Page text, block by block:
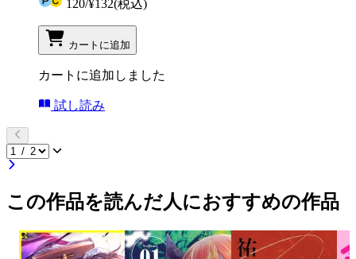
120/¥132(税込)
カートに追加
カートに追加しました
試し読み
この作品を読んだ人におすすめの作品